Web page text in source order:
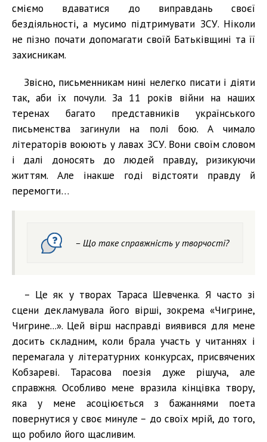
сміємо вдаватися до виправдань своєї
бездіяльності, а мусимо підтримувати ЗСУ. Ніколи
не пізно почати допомагати своїй Батьківщині та її
захисникам.
Звісно, письменникам нині нелегко писати і діяти
так, аби їх почули. За 11 років війни на наших
теренах багато представників українського
письменства загинули на полі бою. А чимало
літераторів воюють у лавах ЗСУ. Вони своїм словом
і далі доносять до людей правду, ризикуючи
життям. Але інакше годі відстояти правду й
перемогти…
– Що таке справжність у творчості?
– Це як у творах Тараса Шевченка. Я часто зі
сцени декламувала його вірші, зокрема «Чигрине,
Чигрине...». Цей вірш насправді виявився для мене
досить складним, коли брала участь у читаннях і
перемагала у літературних конкурсах, присвячених
Кобзареві. Тарасова поезія дуже рішуча, але
справжня. Особливо мене вразила кінцівка твору,
яка у мене асоціюється з бажаннями поета
повернутися у своє минуле – до своїх мрій, до того,
що робило його щасливим.